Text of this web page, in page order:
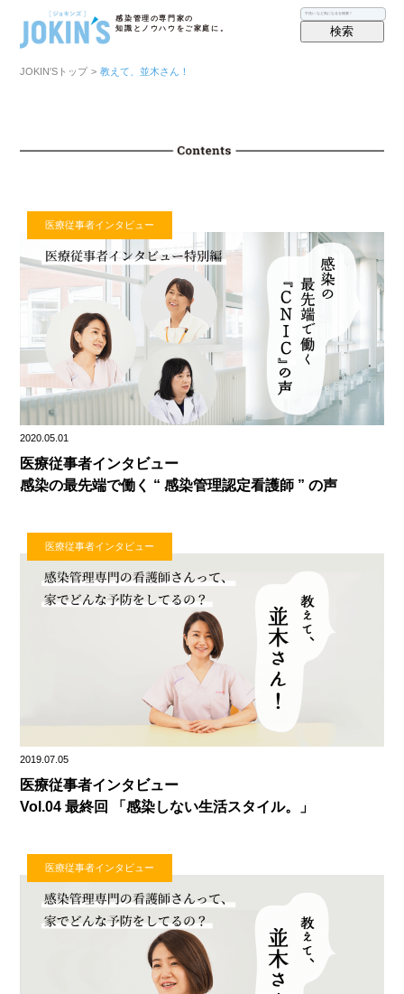
感染管理の専門家の
知識とノウハウをご家庭に。
検索
JOKIN′Sトップ > 教えて、並木さん！
医療従事者インタビュー
2020.05.01
医療従事者インタビュー
感染の最先端で働く “ 感染管理認定看護師 ” の声
医療従事者インタビュー
2019.07.05
医療従事者インタビュー
Vol.04 最終回 「感染しない生活スタイル。」
医療従事者インタビュー